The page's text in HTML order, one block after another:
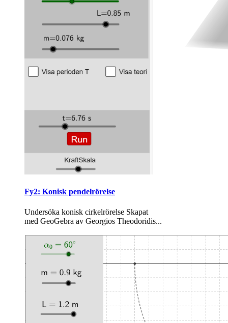
Fy2: Konisk pendelrörelse
Undersöka konisk cirkelrörelse Skapat
med GeoGebra av Georgios Theodoridis...